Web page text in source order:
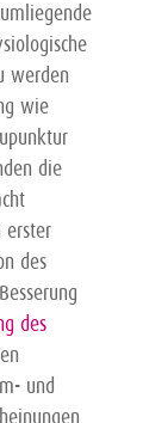
werden
wie
die
erster
des
des
und